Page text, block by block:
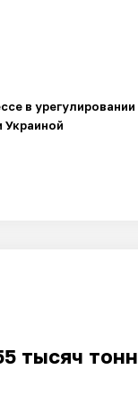
в урегулировании
тысяч тонн